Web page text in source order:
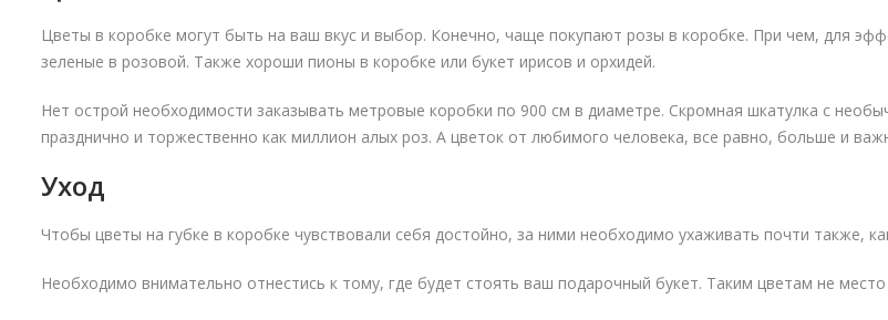
Цветы в коробке могут быть на ваш вкус и выбор. Конечно, чаще покупают розы в коробке. При чем, для
зеленые в розовой. Также хороши пионы в коробке или букет ирисов и орхидей.
Нет острой необходимости заказывать метровые коробки по 900 см в диаметре. Скромная шкатулка с
празднично и торжественно как миллион алых роз. А цветок от любимого человека, все равно, больше и
Уход
Чтобы цветы на губке в коробке чувствовали себя достойно, за ними необходимо ухаживать почти также,
Необходимо внимательно отнестись к тому, где будет стоять ваш подарочный букет. Таким цветам не